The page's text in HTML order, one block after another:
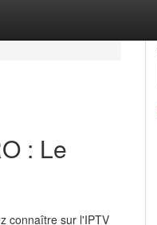
: Le
connaître sur l'IPTV